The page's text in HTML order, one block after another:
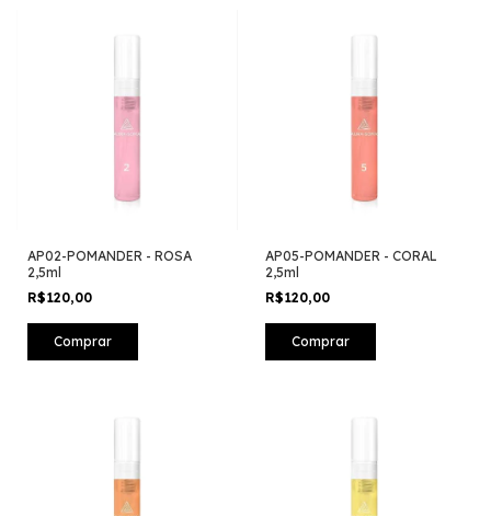
AP02-POMANDER - ROSA
2,5ml
R$120,00
AP05-POMANDER - CORAL
2,5ml
R$120,00